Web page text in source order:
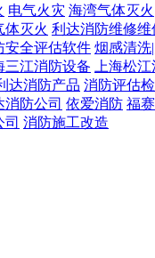
电气火灾 海湾气体灭
体灭火 利达消防维修维
安全评估软件 烟感清洗
三江消防设备
上海松
达消防产品 消防评估
消防公司 依爱消防 福
消防施工改造